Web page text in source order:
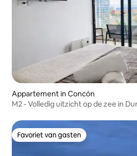
Appartement in Concón
M2 - Volledig uitzicht op de zee in
Favoriet van gasten
Favoriet van gasten